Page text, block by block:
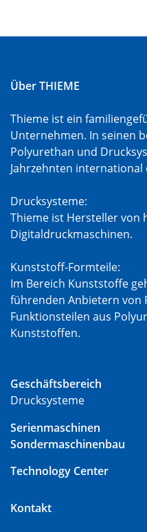
Über THIEME
Thieme ist ein
Unternehmen. In seinen
Polyurethan und
Jahrzehnten international
Drucksysteme:
Thieme ist Hersteller von
Digitaldruckmaschinen.
Kunststoff-Formteile:
Im Bereich Kunststoffe
führenden Anbietern von
Funktionsteilen aus
Kunststoffen.
Geschäftsbereich
Drucksysteme
Serienmaschinen
Sondermaschinenbau
Technology Center
Kontakt